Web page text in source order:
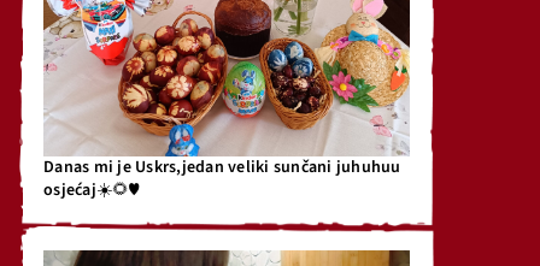
Danas mi je Uskrs,jedan veliki sunčani juhuhuu
osjećaj☀️🌻♥️